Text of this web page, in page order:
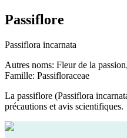
Passiflore
Passiflora incarnata
Autres noms: Fleur de la
Famille: Passifloraceae
La passiflore (Passiflora
précautions et avis scientifiques.